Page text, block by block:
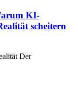
KI-
scheitern
Der